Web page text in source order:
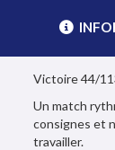
Victoire 44/
Un match
consignes et
travailler.